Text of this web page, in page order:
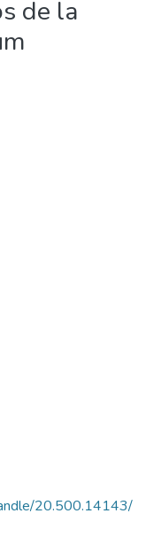
de la
20.500.14143/